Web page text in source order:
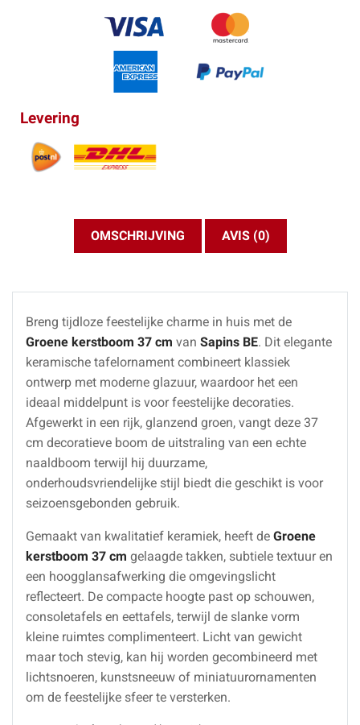
Levering
OMSCHRIJVING AVIS (0)
Breng tijdloze feestelijke charme in huis met de
Groene kerstboom 37 cm van Sapins BE. Dit elegante
keramische tafelornament combineert klassiek
ontwerp met moderne glazuur, waardoor het een
ideaal middelpunt is voor feestelijke decoraties.
Afgewerkt in een rijk, glanzend groen, vangt deze 37
cm decoratieve boom de uitstraling van een echte
naaldboom terwijl hij duurzame,
onderhoudsvriendelijke stijl biedt die geschikt is voor
seizoensgebonden gebruik.
Gemaakt van kwalitatief keramiek, heeft de Groene
kerstboom 37 cm gelaagde takken, subtiele textuur en
een hoogglansafwerking die omgevingslicht
reflecteert. De compacte hoogte past op schouwen,
consoletafels en eettafels, terwijl de slanke vorm
kleine ruimtes complimenteert. Licht van gewicht
maar toch stevig, kan hij worden gecombineerd met
lichtsnoeren, kunstsneeuw of miniatuurornamenten
om de feestelijke sfeer te versterken.